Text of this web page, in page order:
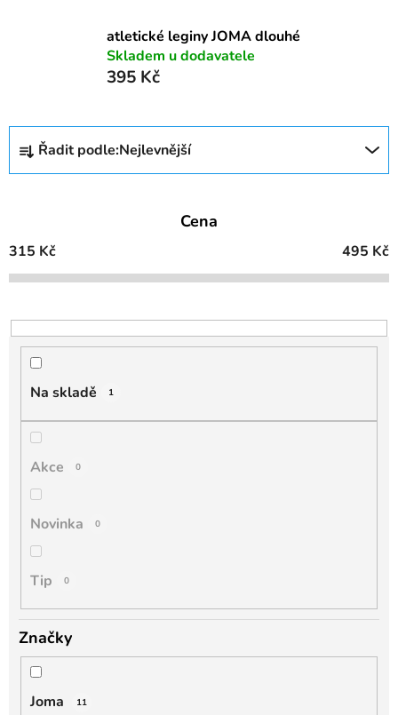
atletické leginy JOMA dlouhé
Skladem u dodavatele
395 Kč
Ř
z
í
p
o
d
Řadit podle:Nejlevnější
Cena
315 Kč 495 Kč
Na skladě 1
Akce 0
Novinka 0
Tip 0
Značky
Joma 11